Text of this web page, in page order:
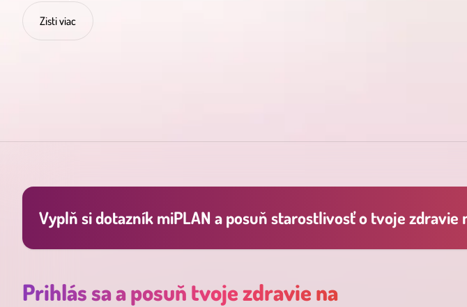
Zisti viac
Vyplň si dotazník miPLAN a posuň starostlivosť o tvoje zdravie
Prihlás sa a posuň tvoje zdravie na